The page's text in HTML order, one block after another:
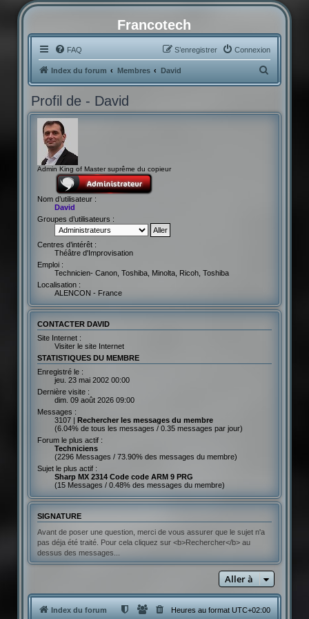
Francotech
FAQ Connexion
S’enregistrer
Index du forum Membres David
e
Profil de - David
Admin King of Master suprême du copieur
Nom d’utilisateur :
David
Groupes d’utilisateurs :
Centres d’intérêt :
Théâtre d'Improvisation
Emploi :
Technicien- Canon, Toshiba, Minolta, Ricoh, Toshiba
Localisation :
ALENCON - France
CONTACTER DAVID
Site Internet :
Visiter le site Internet
STATISTIQUES DU MEMBRE
Enregistré le :
jeu. 23 mai 2002 00:00
Dernière visite :
dim. 09 août 2026 09:00
Messages :
3107 |
Rechercher les messages du membre
(6.04% de tous les messages / 0.35 messages par jour)
Forum le plus actif :
Techniciens
(2296 Messages / 73.90% des messages du membre)
Sujet le plus actif :
Sharp MX 2314 Code code ARM 9 PRG
(15 Messages / 0.48% des messages du membre)
SIGNATURE
Avant de poser une question, merci de vous assurer que le sujet n'a
pas déja été traité. Pour cela cliquez sur <b>Rechercher</b> au
dessus des messages...
Aller à
Index du forum Heures au formatUTC+02:00